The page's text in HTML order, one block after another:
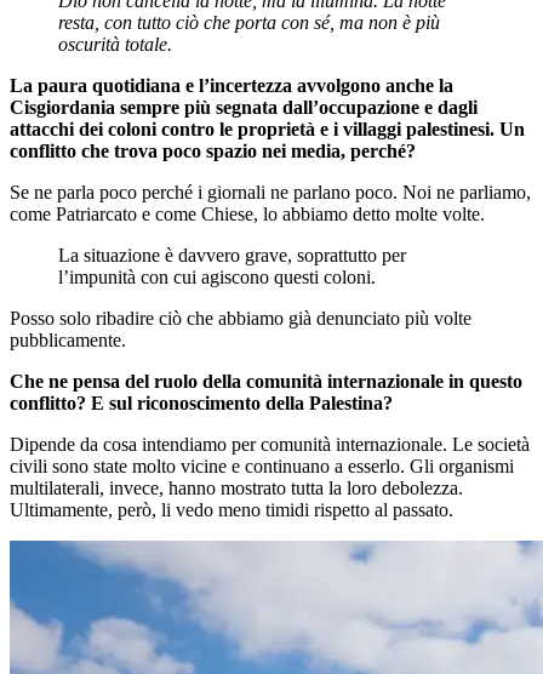
resta, con tutto ciò che porta con sé, ma non è più
oscurità totale.
La paura quotidiana e l’incertezza avvolgono anche la
Cisgiordania sempre più segnata dall’occupazione e dagli
attacchi dei coloni contro le proprietà e i villaggi palestinesi. Un
conflitto che trova poco spazio nei media, perché?
Se ne parla poco perché i giornali ne parlano poco. Noi ne parliamo,
come Patriarcato e come Chiese, lo abbiamo detto molte volte.
La situazione è davvero grave, soprattutto per
l’impunità con cui agiscono questi coloni.
Posso solo ribadire ciò che abbiamo già denunciato più volte
pubblicamente.
Che ne pensa del ruolo della comunità internazionale in questo
conflitto? E sul riconoscimento della Palestina?
Dipende da cosa intendiamo per comunità internazionale. Le società
civili sono state molto vicine e continuano a esserlo. Gli organismi
multilaterali, invece, hanno mostrato tutta la loro debolezza.
Ultimamente, però, li vedo meno timidi rispetto al passato.